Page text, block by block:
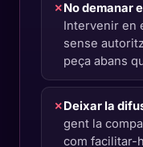
✗No demanar
Intervenir en
sense
peça abans
✗Deixar la
gent la
com facilitar-